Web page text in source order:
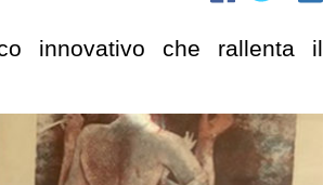
innovativo che rallenta il